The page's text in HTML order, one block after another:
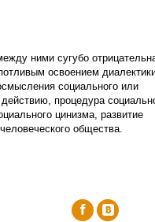
ними сугубо
освоением
социального или
процедура
цинизма, развитие
общества.